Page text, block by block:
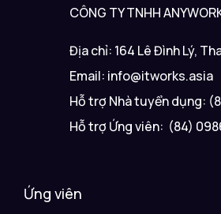
CÔNG TY TNHH
Địa chỉ: 164 Lê Đình Lý,
Email: info@itworks.asia
Hỗ trợ Nhà tuyển dụng:
Hỗ trợ Ứng viên: (84)
Ứng viên